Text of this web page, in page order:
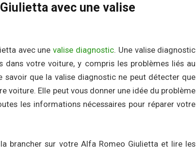
avec une valise
avec unevalise diagnostic. Une valise diagnostic
votre voiture, y compris les problèmes liés au
que la valise diagnostic ne peut détecter que
voiture. Elle peut vous donner une idée du problème
les informations nécessaires pour réparer votre
brancher sur votre Alfa Romeo Giulietta et lire les